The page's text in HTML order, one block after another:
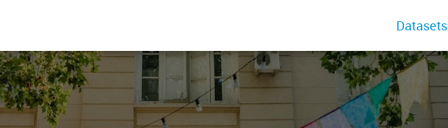
Datasets